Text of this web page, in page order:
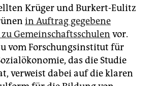
Krüger und Burkert-Eulitz
in Auftrag gegebene
Gemeinschaftsschulen vor.
vom Forschungsinstitut für
das die Studie
verweist dabei auf die klaren